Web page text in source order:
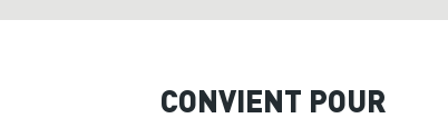
CONVIENT POUR